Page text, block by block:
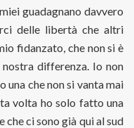
guadagnano davvero
delle libertà che altri
fidanzato, che non si è
differenza. Io non
una che non si vanta mai
volta ho solo fatto una
ci sono già qui al sud